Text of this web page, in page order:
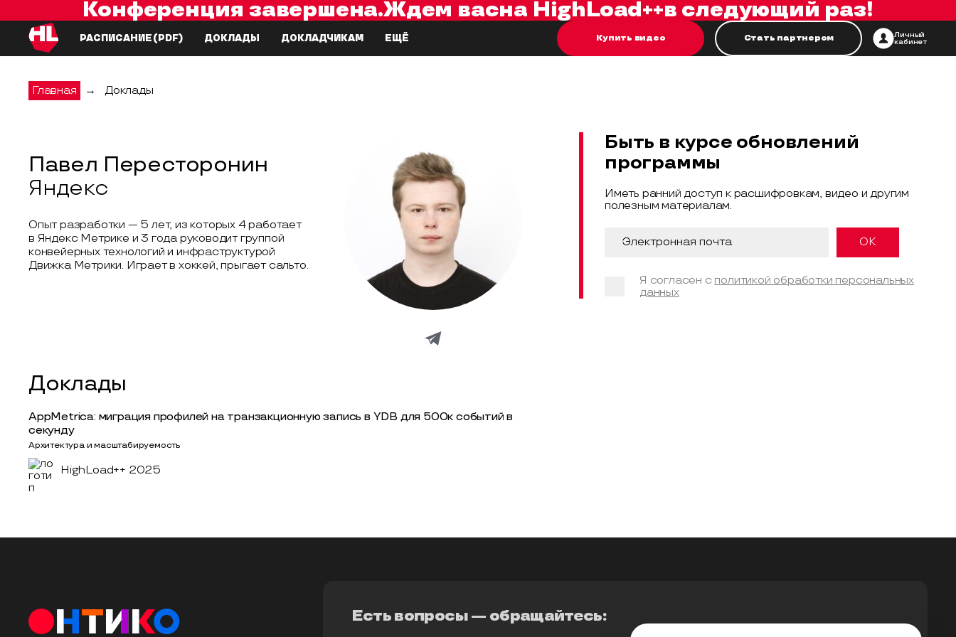
Конференция завершена.Ждем васна HighLoad++в следующий раз!
РАСПИСАНИЕ (PDF) ДОКЛАДЫ ДОКЛАДЧИКАМ ЕЩЁ Купить видео Стать партнером
Личный
кабинет
Главная → Доклады
Павел Пересторонин
Яндекс
Опыт разработки — 5 лет, из которых 4 работает
в Яндекс Метрике и 3 года руководит группой
конвейерных технологий и инфраструктурой
Движка Метрики. Играет в хоккей, прыгает сальто.
Доклады
AppMetrica: миграция профилей на транзакционную запись в YDB для 500к событий в
секунду
Архитектура и масштабируемость
HighLoad++ 2025
Быть в курсе обновлений
программы
Иметь ранний доступ к расшифровкам, видео и другим
полезным материалам.
Я согласен с политикой обработки персональных
данных
Есть вопросы — обращайтесь: